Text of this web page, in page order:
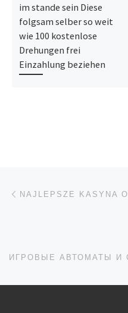
im stande sein Diese
folgsam selber so weit
wie 100 kostenlose
Drehungen frei
Einzahlung beziehen
Post navigation